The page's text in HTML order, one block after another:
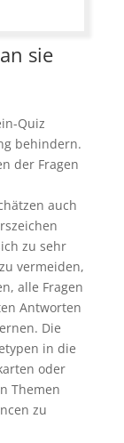
sie
Quiz
behindern.
der Fragen
auch
zu sehr
vermeiden,
alle Fragen
Antworten
Die
in die
oder
Themen
zu